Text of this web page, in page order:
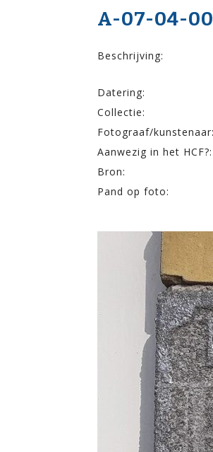
A-07-04-
Beschrijving:
Datering:
Collectie:
Fotograaf/kunstenaar:
Aanwezig in het HCF?:
Bron:
Pand op foto: